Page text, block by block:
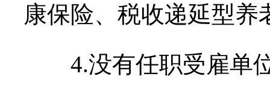
康保险、税收递延型
4.没有任职受雇单位